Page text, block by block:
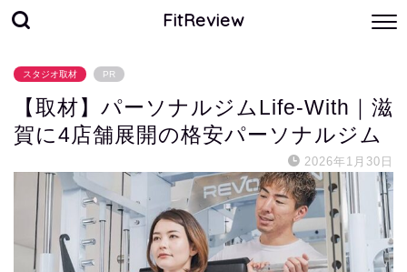
FitReview
スタジオ取材 PR
【取材】パーソナルジムLife-With｜滋
賀に4店舗展開の格安パーソナルジム
2026年1月30日